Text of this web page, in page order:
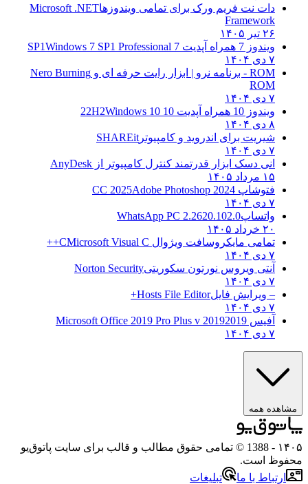
دات نت فریم ورک برای تمامی ویندوزهاMicrosoft .NET
Framework
ویندوز 7 همراه آپدیت 7 SP1
Windows 7 SP1 Professional
ROM - برنامه نرو | ابزار رایت حرفه ای و
Nero Burning
ویندوز 10 همراه آپدیت 10 22H2
Windows 10
شیریت برای اندروید و کامپیوترSHAREit
انی دسک ابزار قدرتمند کنترل کامپیوتر ازAnyDesk
فتوشاپ CC 2025Adobe Photoshop 2024
واتساپWhatsApp PC 2.2620.102.0
تمامی مایکروسافت ویژوال CMicrosoft Visual C++
آنتی ویروس نورتون سکوریتیNorton Security
– ویرایش فایلHosts File Editor+
آفیس 2019
2019 Microsoft Office 2019 Pro Plus v
همه
- 1388 © تمامی حقوق مطالب و قالب برای سایت پاتوق‌یو
است.
با ما
تبلیغات